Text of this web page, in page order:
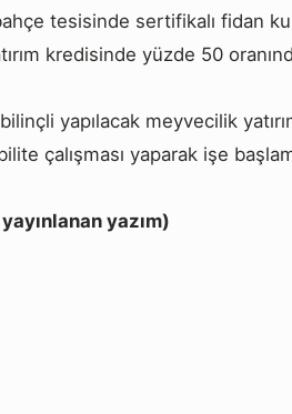
tesisinde sertifikalı fidan
kredisinde yüzde 50
yapılacak meyvecilik
çalışması yaparak işe
yazım)